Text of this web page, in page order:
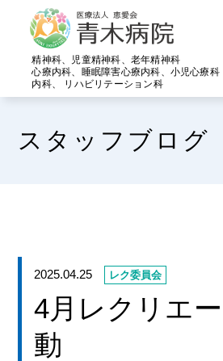
精神科、児童精神科、老年精神科
心療内科、睡眠障害心療内科、小児心療科
内科、 リハビリテーション科
スタッフブログ
2025.04.25 レク委員会
4月レクリエ
動